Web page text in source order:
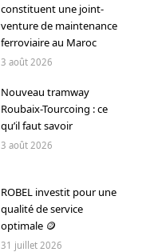
constituent une joint-
venture de maintenance
ferroviaire au Maroc
3 août 2026
Nouveau tramway
Roubaix-Tourcoing : ce
qu’il faut savoir
3 août 2026
ROBEL investit pour une
qualité de service
optimale 🪙
31 juillet 2026